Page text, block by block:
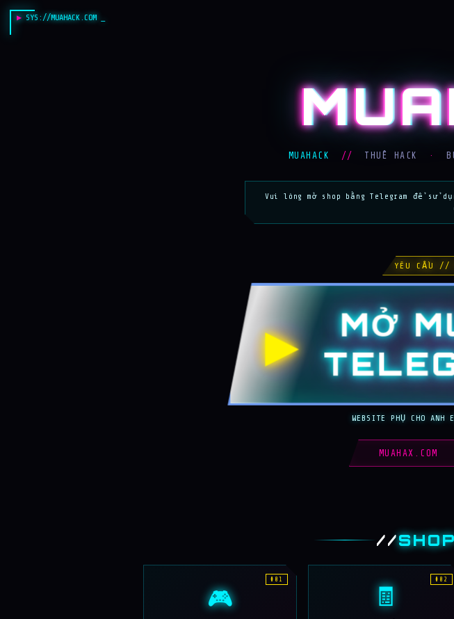
SYS://MUAHACK.COM
MUAHACK // THUÊ HACK ·
Vui lòng mở shop bằng Telegram để sử
YÊU CẦU //
▶
MỞ
WEBSITE PHỤ CHO ANH
MUAHAX.COM
//
#01
🎮
#02
🧾